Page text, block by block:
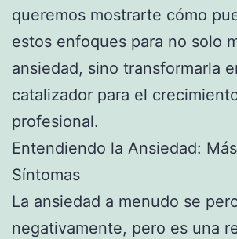
queremos mostrarte cómo
estos enfoques para no solo
ansiedad, sino transformarla
catalizador para el
profesional.
Entendiendo la Ansiedad:
Síntomas
La ansiedad a menudo se
negativamente, pero es una